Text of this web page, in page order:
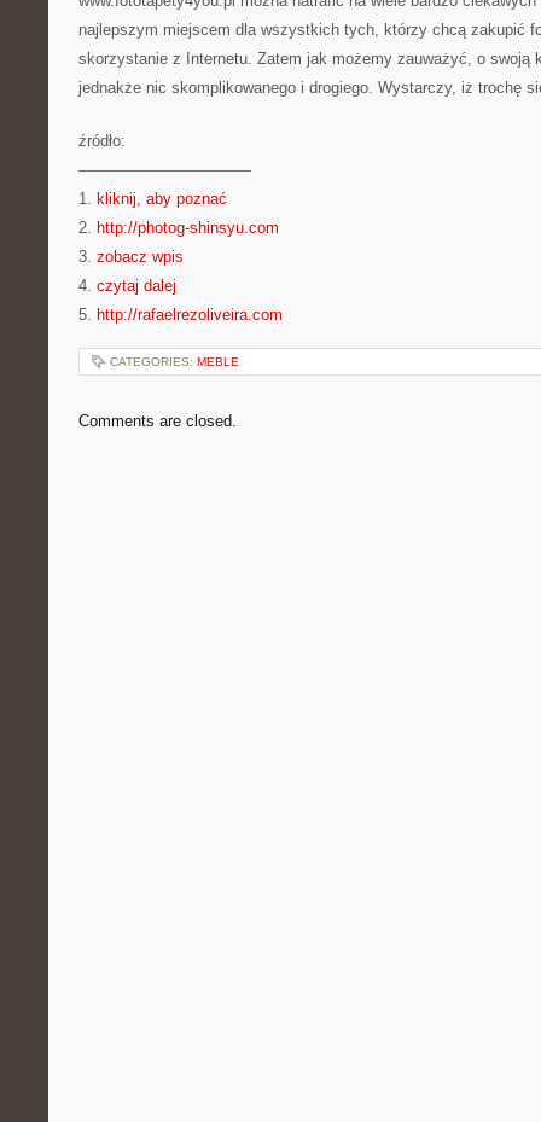
najlepszym miejscem dla wszystkich tych, którzy chcą zakupić
skorzystanie z Internetu. Zatem jak możemy zauważyć, o swoją
jednakże nic skomplikowanego i drogiego. Wystarczy, iż trochę
źródło:
———————————
1. kliknij, aby poznać
2. http://photog-shinsyu.com
3. zobacz wpis
4. czytaj dalej
5. http://rafaelrezoliveira.com
CATEGORIES: MEBLE
Comments are closed.